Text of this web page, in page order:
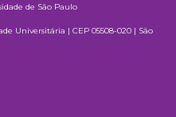
de São Paulo
Universitária | CEP 05508-020 | São